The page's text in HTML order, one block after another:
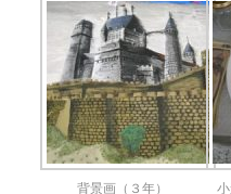
背景画（３年）